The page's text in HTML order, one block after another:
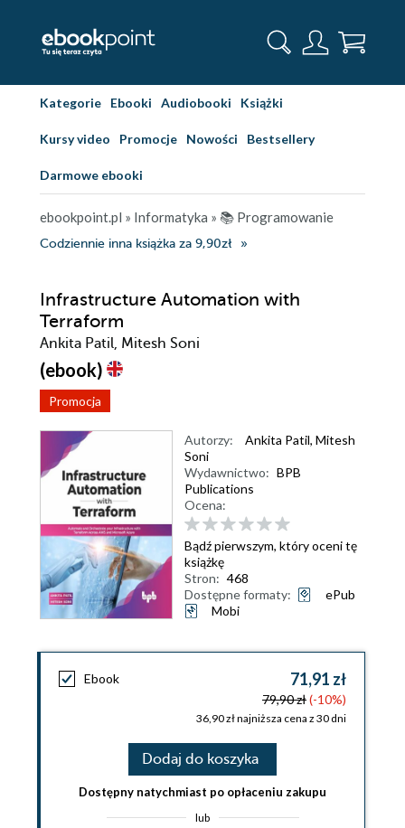
Kategorie Ebooki Audiobooki Książki
Kursy video Promocje Nowości Bestsellery
Darmowe ebooki
ebookpoint.pl » Informatyka » 📚 Programowanie
Codziennie inna książka za 9,90zł
Infrastructure Automation with
Terraform
Ankita Patil, Mitesh Soni
(ebook)
Promocja
Autorzy: Ankita Patil, Mitesh
Soni
Wydawnictwo: BPB
Publications
Ocena:
Bądź pierwszym, który oceni tę
książkę
Stron: 468
Dostępne formaty:
ePub
Mobi
Ebook 71,91 zł
79,90 zł(-10%)
36,90 zł najniższa cena z 30 dni
Dodaj do koszyka
Dostępny natychmiast po opłaceniu zakupu
lub